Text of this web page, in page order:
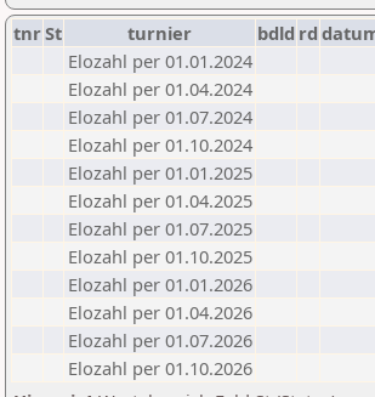
tnrSt turnier bdld rd
Elozahl per 01.01.2024
Elozahl per 01.04.2024
Elozahl per 01.07.2024
Elozahl per 01.10.2024
Elozahl per 01.01.2025
Elozahl per 01.04.2025
Elozahl per 01.07.2025
Elozahl per 01.10.2025
Elozahl per 01.01.2026
Elozahl per 01.04.2026
Elozahl per 01.07.2026
Elozahl per 01.10.2026